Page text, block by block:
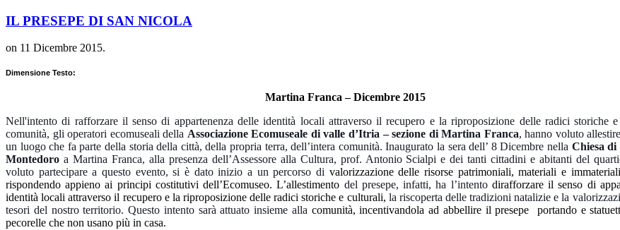
IL PRESEPE DI SAN NICOLA
on 11 Dicembre 2015.
Dimensione Testo:
Martina Franca – Dicembre 2015
Nell'intento di rafforzare il senso di appartenenza delle identità locali attraverso il recupero e la riproposizione delle radici storiche
comunità, gli operatori ecomuseali della Associazione Ecomuseale di valle d’Itria – sezione di Martina Franca, hanno voluto
un luogo che fa parte della storia della città, della propria terra, dell’intera comunità. Inaugurato la sera dell’ 8 Dicembre nella Chiesa
Montedoro a Martina Franca, alla presenza dell’Assessore alla Cultura, prof. Antonio Scialpi e dei tanti cittadini e abitanti del
voluto partecipare a questo evento, si è dato inizio a un percorso di valorizzazione delle risorse patrimoniali, materiali e
rispondendo appieno ai principi costitutivi dell’Ecomuseo. L’allestimento del presepe, infatti, ha l’intento dirafforzare il senso di
identità locali attraverso il recupero e la riproposizione delle radici storiche e culturali, la riscoperta delle tradizioni natalizie e la
tesori del nostro territorio. Questo intento sarà attuato insieme allacomunità, incentivandola ad abbellire il presepe portando e
pecorelle che non usano più in casa.